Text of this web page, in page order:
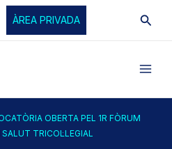
ÀREA PRIVADA
OBERTA PEL 1R FÒRUM
TRICOL·LEGIAL